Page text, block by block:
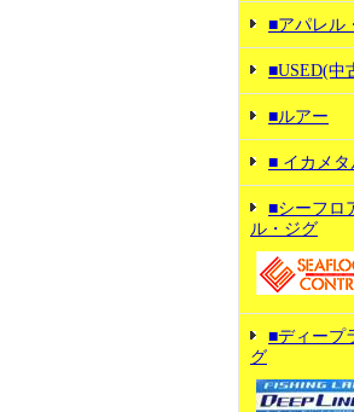
■アパレル
■USED(中
■ルアー
■ イカメタ
■シーフロ
ル・ジグ
■ディープ
グ